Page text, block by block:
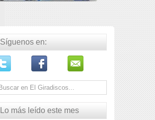
Síguenos en:
Lo más leído este mes